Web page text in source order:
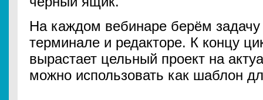
На каждом вебинаре берём
терминале и редакторе. К концу
вырастает цельный проект на
можно использовать как шаблон